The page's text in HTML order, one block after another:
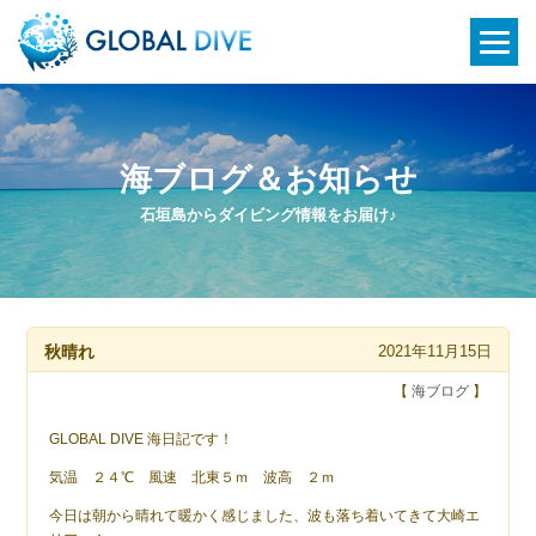
石垣島からダイビング情報をお届け♪
海ブログ＆お知らせ
秋晴れ 2021年11月15日
【 海ブログ】
GLOBAL DIVE 海日記です！
気温 ２４℃ 風速 北東５ｍ 波高 ２ｍ
今日は朝から晴れて暖かく感じました、波も落ち着いてきて大崎エ